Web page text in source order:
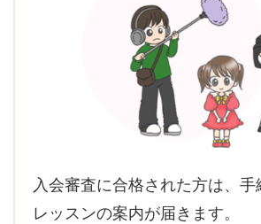
入会審査に合格された方は、手
レッスンの案内が届きます。